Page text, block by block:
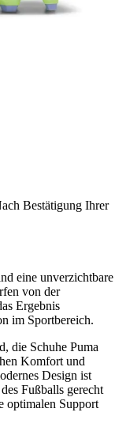
Bestätigung Ihrer
eine unverzichtbare
von der
Ergebnis
im Sportbereich.
die Schuhe Puma
Komfort und
Design ist
Fußballs gerecht
optimalen Support